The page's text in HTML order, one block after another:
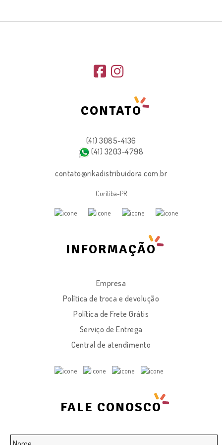
CONTATO
(41) 3085-4136
(41) 3203-4798
contato@rikadistribuidora.com.br
Curitiba-PR
INFORMAÇÃO
Empresa
Política de troca e devolução
Política de Frete Grátis
Serviço de Entrega
Central de atendimento
FALE CONOSCO
Nome *